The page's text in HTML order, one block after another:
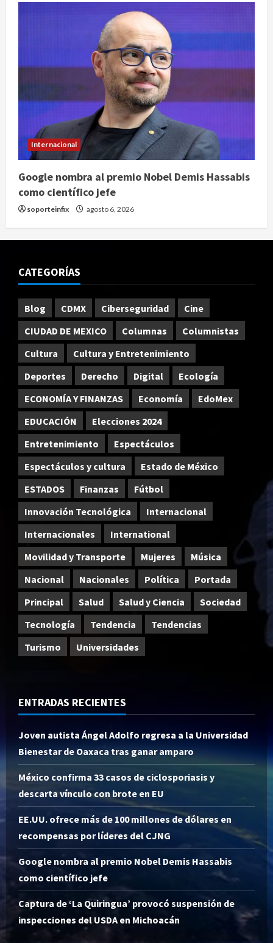
Internacional
Google nombra al premio Nobel Demis Hassabis
como científico jefe
soporteinfix agosto 6, 2026
CATEGORÍAS
Blog CDMX Ciberseguridad
Cine
CIUDAD DE MEXICO
Columnas
Columnistas
Cultura
Cultura y Entretenimiento
Deportes
Derecho Digital
Ecología
ECONOMÍA Y FINANZAS
Economía
EdoMex
EDUCACIÓN
Elecciones 2024
Entretenimiento
Espectáculos
Espectáculos y cultura
Estado de México
ESTADOS
Finanzas
Fútbol
Innovación Tecnológica
Internacional
Internacionales
International
Movilidad y Transporte
Mujeres
Música
Nacional
Nacionales Política
Portada
Principal
Salud Salud y Ciencia
Sociedad
Tecnología
Tendencia
Tendencias
Turismo
Universidades
ENTRADAS RECIENTES
Joven autista Ángel Adolfo regresa a la Universidad
Bienestar de Oaxaca tras ganar amparo
México confirma 33 casos de ciclosporiasis y
descarta vínculo con brote en EU
EE.UU. ofrece más de 100 millones de dólares en
recompensas por líderes del CJNG
Google nombra al premio Nobel Demis Hassabis
como científico jefe
Captura de ‘La Quiringua’ provocó suspensión de
inspecciones del USDA en Michoacán